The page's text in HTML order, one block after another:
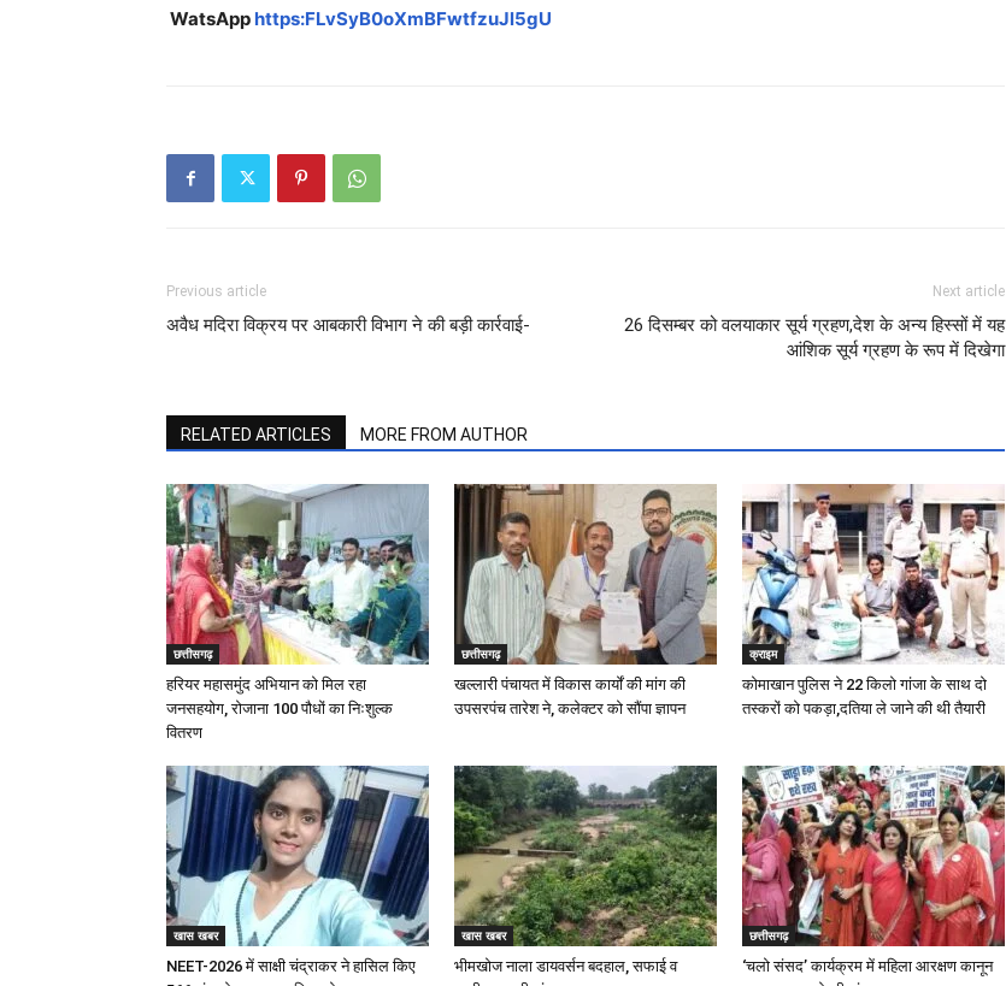
WatsApp https:FLvSyB0oXmBFwtfzuJl5gU
Previous article
अवैध मदिरा विक्रय पर आबकारी विभाग ने की बड़ी कार्रवाई-
Next article
26 दिसम्बर को वलयाकार सूर्य ग्रहण,देश के अन्य हिस्सों में यह
आंशिक सूर्य ग्रहण के रूप में दिखेगा
RELATED ARTICLES MORE FROM AUTHOR
छत्तीसगढ़
हरियर महासमुंद अभियान को मिल रहा
जनसहयोग, रोजाना 100 पौधों का निःशुल्क
वितरण
छत्तीसगढ़
खल्लारी पंचायत में विकास कार्यों की मांग की
उपसरपंच तारेश ने, कलेक्टर को सौंपा ज्ञापन
क्राइम
कोमाखान पुलिस ने 22 किलो गांजा के साथ दो
तस्करों को पकड़ा,दतिया ले जाने की थी तैयारी
खास खबर
NEET-2026 में साक्षी चंद्राकर ने हासिल किए
खास खबर
भीमखोज नाला डायवर्सन बदहाल, सफाई व
छत्तीसगढ़
‘चलो संसद’ कार्यक्रम में महिला आरक्षण कानून